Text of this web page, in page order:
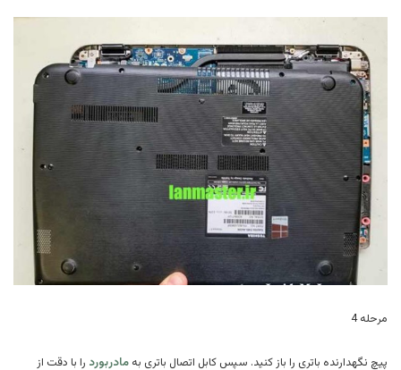
مرحله 4
پیچ نگهدارنده باتری را باز کنید. سپس کابل اتصال باتری به مادربورد را با دقت از